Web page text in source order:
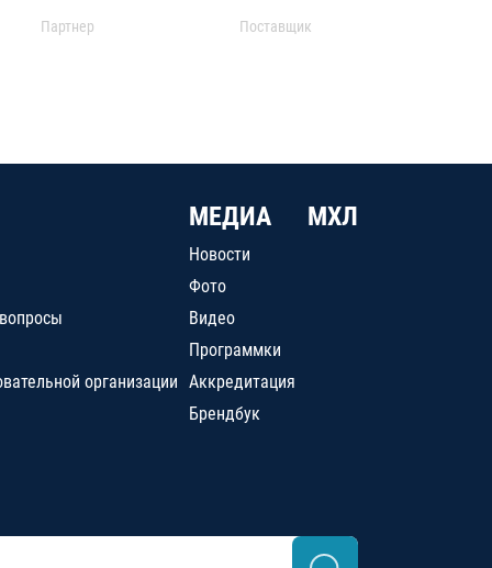
Партнер Поставщик
организации
МЕДИА
Новости
Фото
Видео
Программки
Аккредитация
Брендбук
МХЛ